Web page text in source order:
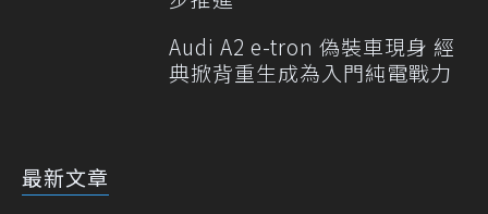
Audi A2 e-tron 偽裝車現身 經
典掀背重生成為入門純電戰力
最新文章